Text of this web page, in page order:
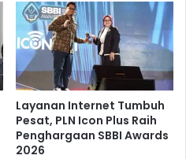
Layanan Internet Tumbuh
Pesat, PLN Icon Plus Raih
Penghargaan SBBI Awards
2026